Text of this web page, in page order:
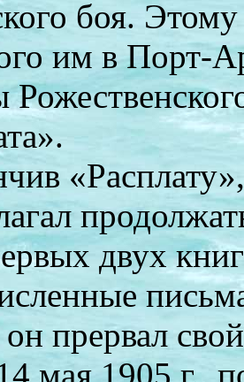
боя.
им в Порт-
двух
прервал